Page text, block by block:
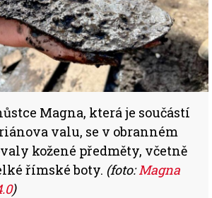
Magna, která je součástí
valu, se v obranném
kožené předměty, včetně
římské boty. (foto:Magna
)